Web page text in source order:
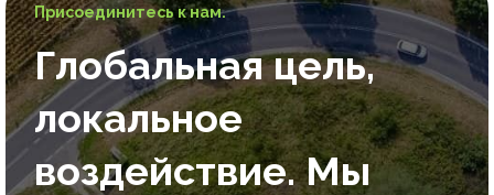
Присоединитесь к нам.
Глобальная цель,
локальное
воздействие. Мы